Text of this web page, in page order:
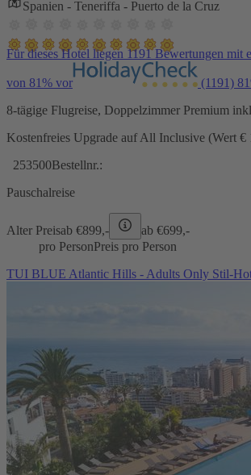
Spanien - Teneriffa - Puerto de la Cruz
Für dieses Hotel liegen 1191 Bewertungen mit
von 81% vor (1191)
8-tägige Flugreise, Doppelzimmer Premium
Kostenfreies Upgrade auf All Inclusive (Wert
253500Bestellnr.:
Pauschalreise
Alter Preisab €899,- ab €699,-
pro PersonPreis pro Person
TUI BLUE Atlantic Hills - Adults Only Stil-